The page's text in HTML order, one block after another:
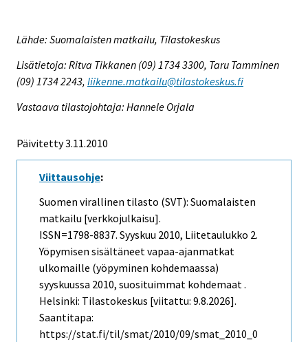
Lähde: Suomalaisten matkailu, Tilastokeskus
Lisätietoja: Ritva Tikkanen (09) 1734 3300, Taru Tamminen
(09) 1734 2243, liikenne.matkailu@tilastokeskus.fi
Vastaava tilastojohtaja: Hannele Orjala
Päivitetty 3.11.2010
Viittausohje:
Suomen virallinen tilasto (SVT): Suomalaisten
matkailu [verkkojulkaisu].
ISSN=1798-8837. Syyskuu 2010, Liitetaulukko 2.
Yöpymisen sisältäneet vapaa-ajanmatkat
ulkomaille (yöpyminen kohdemaassa)
syyskuussa 2010, suosituimmat kohdemaat .
Helsinki: Tilastokeskus [viitattu: 9.8.2026].
Saantitapa:
https://stat.fi/til/smat/2010/09/smat_2010_0